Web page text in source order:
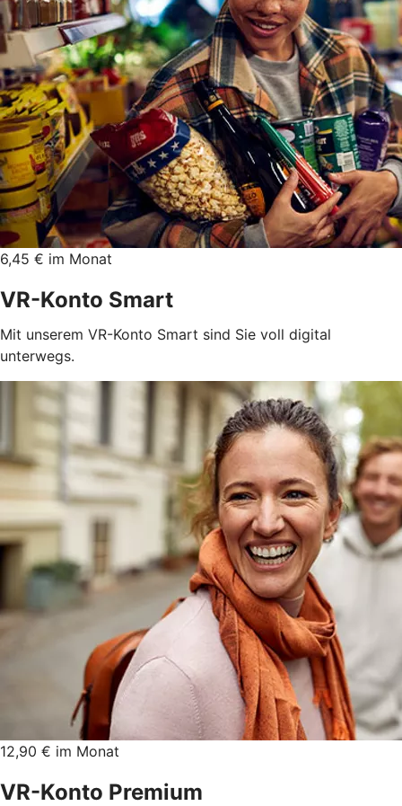
6,45 € im Monat
VR-Konto Smart
Mit unserem VR-Konto Smart sind Sie voll digital
unterwegs.
12,90 € im Monat
VR-Konto Premium